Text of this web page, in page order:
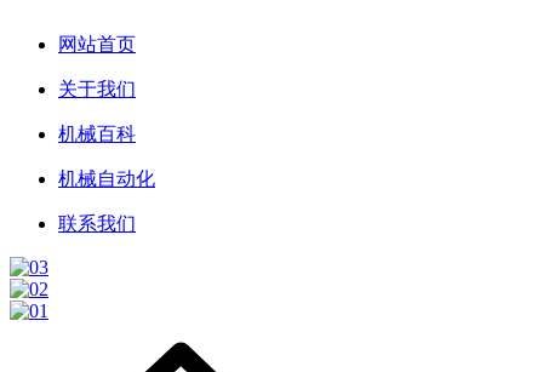
网站首页
关于我们
机械百科
机械自动化
联系我们